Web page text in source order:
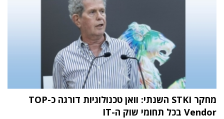
מחקר STKI השנתי: וואן טכנולוגיות דורגה כ-TOP
Vendor בכל תחומי שוק ה-IT